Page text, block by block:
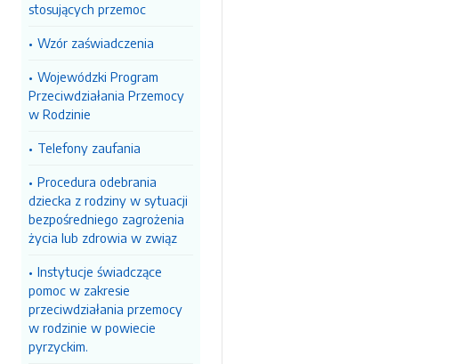
stosujących przemoc
Wzór zaświadczenia
Wojewódzki Program
Przeciwdziałania Przemocy
w Rodzinie
Telefony zaufania
Procedura odebrania
dziecka z rodziny w sytuacji
bezpośredniego zagrożenia
życia lub zdrowia w związ
Instytucje świadczące
pomoc w zakresie
przeciwdziałania przemocy
w rodzinie w powiecie
pyrzyckim.